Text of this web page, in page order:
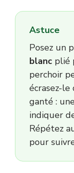
Astuce
Posez un
blanc plié
perchoir
écrasez-
ganté :
indiquer
Répétez
pour